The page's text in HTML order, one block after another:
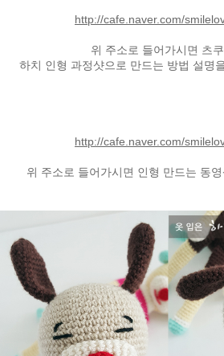
http://cafe.naver.com/
위 주소로 들어가시면 츠
하치 인형 과정샷으로 만드는 방법 설명
http://cafe.naver.com/
위 주소로 들어가시면 인형 만드는 동